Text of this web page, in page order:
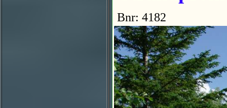
Bnr: 4182